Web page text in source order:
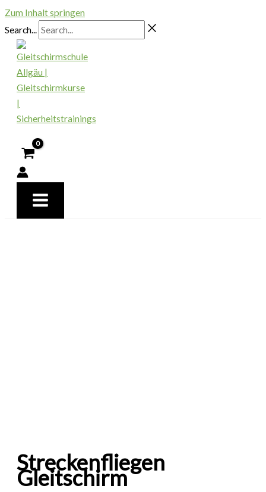
Zum Inhalt springen
Search...
Streckenfliegen
Gleitschirm